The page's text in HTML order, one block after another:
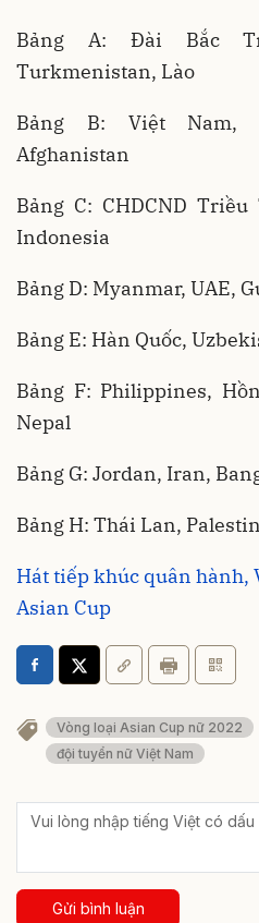
Bảng A: Đài Bắc
Turkmenistan, Lào
Bảng B: Việt Nam,
Afghanistan
Bảng C: CHDCND
Indonesia
Bảng D: Myanmar, UAE,
Bảng E: Hàn Quốc,
Bảng F: Philippines,
Nepal
Bảng G: Jordan, Iran,
Bảng H: Thái Lan,
Hát tiếp khúc quân hành,
Asian Cup
Vòng loại Asian Cup nữ 2022
đội tuyển nữ Việt Nam
Gửi bình luận